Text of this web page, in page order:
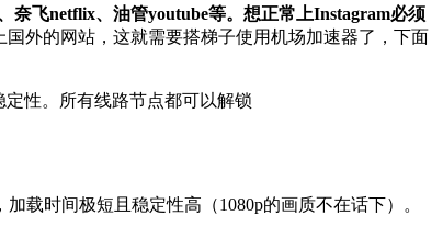
奈飞netflix、油管youtube等。想正常上Instagram必须
外的网站，这就需要搭梯子使用机场加速器了，下面
性。所有线路节点都可以解锁
，加载时间极短且稳定性高（1080p的画质不在话下）。